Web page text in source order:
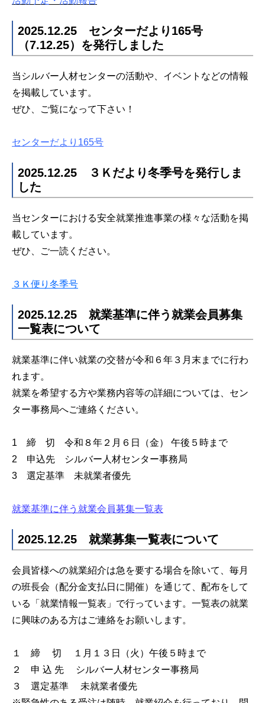
2025.12.25 センターだより165号
（7.12.25）を発行しました
当シルバー人材センターの活動や、イベントなどの情報
を掲載しています。
ぜひ、ご覧になって下さい！
センターだより165号
2025.12.25 ３Ｋだより冬季号を発行しま
した
当センターにおける安全就業推進事業の様々な活動を掲
載しています。
ぜひ、ご一読ください。
３Ｋ便り冬季号
2025.12.25 就業基準に伴う就業会員募集
一覧表について
就業基準に伴い就業の交替が令和６年３月末までに行わ
れます。
就業を希望する方や業務内容等の詳細については、セン
ター事務局へご連絡ください。
1 締 切 令和８年２月６日（金） 午後５時まで
2 申込先 シルバー人材センター事務局
3 選定基準 未就業者優先
就業基準に伴う就業会員募集一覧表
2025.12.25 就業募集一覧表について
会員皆様への就業紹介は急を要する場合を除いて、毎月
の班長会（配分金支払日に開催）を通じて、配布をして
いる「就業情報一覧表」で行っています。一覧表の就業
に興味のある方はご連絡をお願いします。
１ 締 切 １月１３日（火）午後５時まで
２ 申 込 先 シルバー人材センター事務局
３ 選定基準 未就業者優先